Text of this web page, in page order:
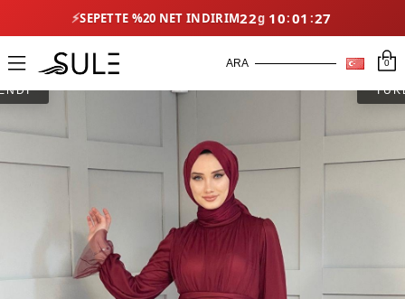
⚡SEPETTE %20 NET İNDIRIM22 10 01 26
0